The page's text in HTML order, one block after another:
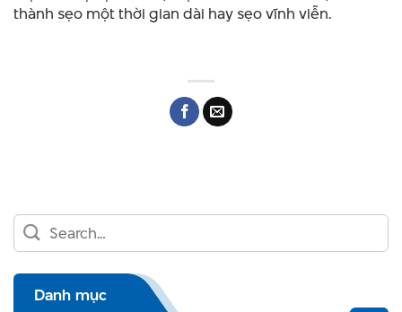
thành sẹo một thời gian dài hay sẹo vĩnh viễn.
Danh mục